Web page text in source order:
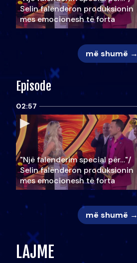
Selin falënderon produksionin
mes emocionesh të forta
më shumë →
Episode
02:57
"Një falenderim special për…"/
Selin falënderon produksionin
mes emocionesh të forta
më shumë →
LAJME